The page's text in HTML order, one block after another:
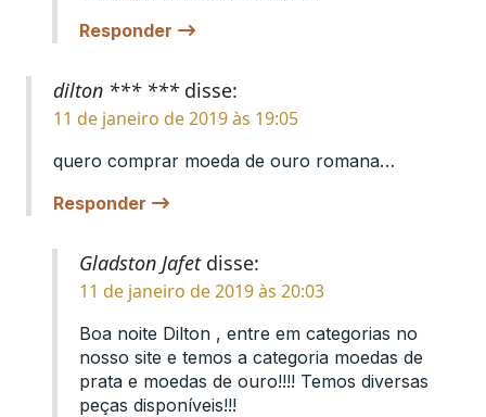
Responder
dilton *** *** disse:
11 de janeiro de 2019 às 19:05
quero comprar moeda de ouro romana…
Responder
Gladston Jafet disse:
11 de janeiro de 2019 às 20:03
Boa noite Dilton , entre em categorias no
nosso site e temos a categoria moedas de
prata e moedas de ouro!!!! Temos diversas
peças disponíveis!!!